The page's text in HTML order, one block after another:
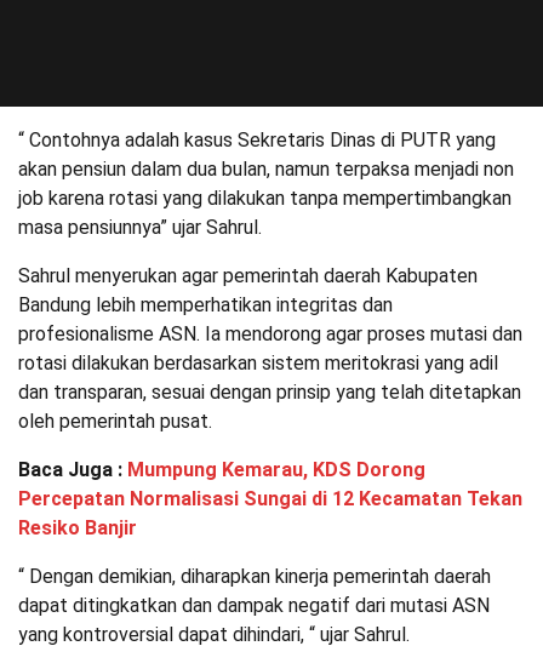
“ Contohnya adalah kasus Sekretaris Dinas di PUTR yang
akan pensiun dalam dua bulan, namun terpaksa menjadi non
job karena rotasi yang dilakukan tanpa mempertimbangkan
masa pensiunnya” ujar Sahrul.
Sahrul menyerukan agar pemerintah daerah Kabupaten
Bandung lebih memperhatikan integritas dan
profesionalisme ASN. Ia mendorong agar proses mutasi dan
rotasi dilakukan berdasarkan sistem meritokrasi yang adil
dan transparan, sesuai dengan prinsip yang telah ditetapkan
oleh pemerintah pusat.
Baca Juga : Mumpung Kemarau, KDS Dorong
Percepatan Normalisasi Sungai di 12 Kecamatan Tekan
Resiko Banjir
“ Dengan demikian, diharapkan kinerja pemerintah daerah
dapat ditingkatkan dan dampak negatif dari mutasi ASN
yang kontroversial dapat dihindari, “ ujar Sahrul.